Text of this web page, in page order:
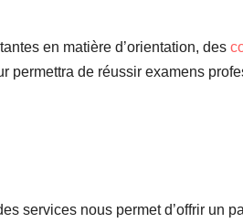
en matière d’orientation, des
de réussir examens
services nous permet d’offrir un